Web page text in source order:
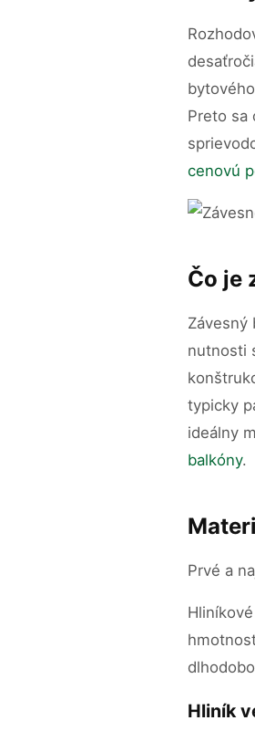
Preto sa
cenovú
Čo je
Závesný
nutnosti
typicky
ideálny
balkóny.
Prvé a
Hliník